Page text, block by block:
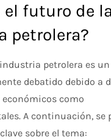
el futuro de la
petrolera?
petrolera es
debatido debido a
como
A continuación, se
sobre el tema: